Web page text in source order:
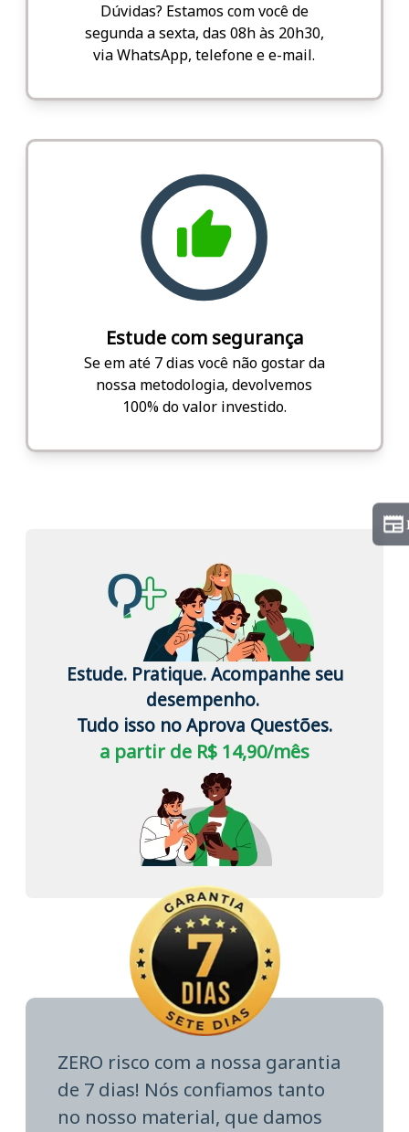
Dúvidas? Estamos com você de
segunda a sexta, das 08h às 20h30,
via WhatsApp, telefone e e-mail.
Estude com segurança
Se em até 7 dias você não gostar da
nossa metodologia, devolvemos
100% do valor investido.
Estude. Pratique. Acompanhe seu
desempenho.
Tudo isso no Aprova Questões.
a partir de R$ 14,90/mês
ZERO risco com a nossa garantia
de 7 dias! Nós confiamos tanto
no nosso material, que damos